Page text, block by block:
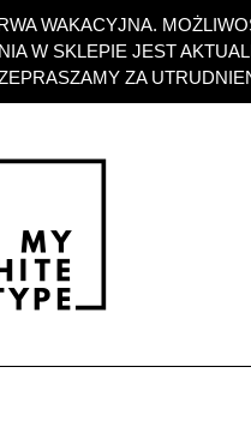
WAKACYJNA.
W SKLEPIE JEST
ZA